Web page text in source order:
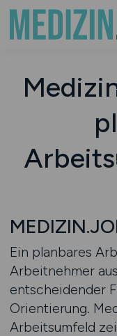
Ein planbares
Arbeitnehmer
entscheidender
Orientierung.
Arbeitsumfeld